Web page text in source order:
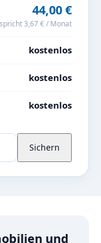
44,00 €
3,67 € / Monat
kostenlos
kostenlos
kostenlos
Sichern
und